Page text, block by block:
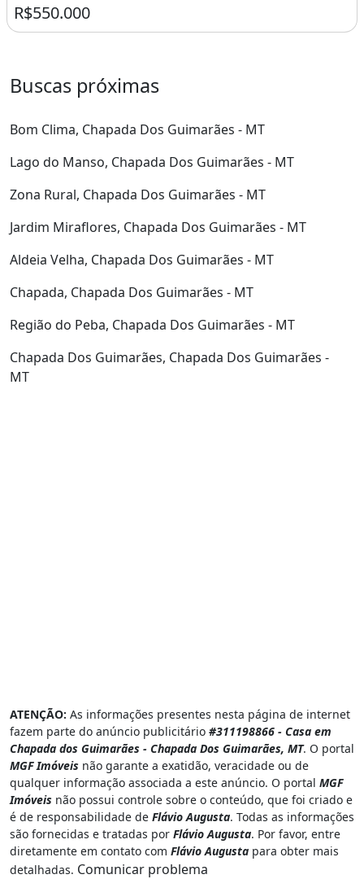
R$550.000
Buscas próximas
Bom Clima, Chapada Dos Guimarães - MT
Lago do Manso, Chapada Dos Guimarães - MT
Zona Rural, Chapada Dos Guimarães - MT
Jardim Miraflores, Chapada Dos Guimarães - MT
Aldeia Velha, Chapada Dos Guimarães - MT
Chapada, Chapada Dos Guimarães - MT
Região do Peba, Chapada Dos Guimarães - MT
Chapada Dos Guimarães, Chapada Dos Guimarães -
MT
ATENÇÃO: As informações presentes nesta página de internet
fazem parte do anúncio publicitário #311198866 - Casa em
Chapada dos Guimarães - Chapada Dos Guimarães, MT. O portal
MGF Imóveis não garante a exatidão, veracidade ou de
qualquer informação associada a este anúncio. O portal MGF
Imóveis não possui controle sobre o conteúdo, que foi criado e
é de responsabilidade de Flávio Augusta. Todas as informações
são fornecidas e tratadas por Flávio Augusta. Por favor, entre
diretamente em contato com Flávio Augusta para obter mais
detalhadas. Comunicar problema